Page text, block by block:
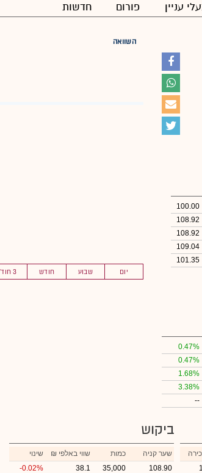
עניין פורום חדשות
השוואה
יום שבוע חודש 3 חוד'
100.00
108.92
108.92
109.04
101.35
0.47%
0.47%
1.68%
3.38%
--
ביקוש
שער קניה כמות ₪ שווי באלפי
שינוי
108.90
35,000
38.1
-0.02%